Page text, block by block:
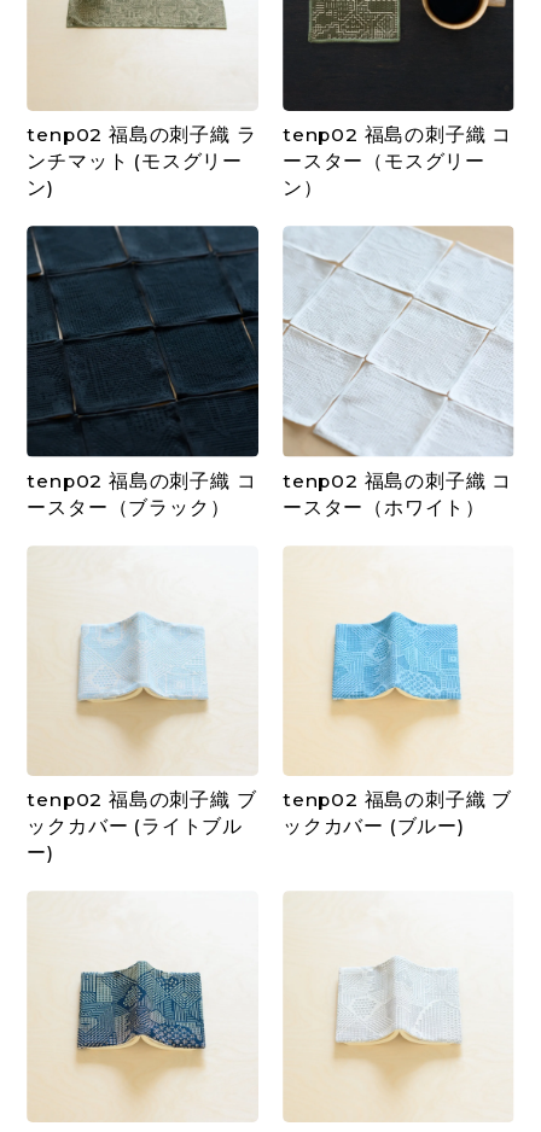
tenp02 福島の刺子織 ラ
ンチマット (モスグリー
ン)
tenp02 福島の刺子織 コ
ースター（モスグリー
ン）
tenp02 福島の刺子織 コ
ースター（ブラック）
tenp02 福島の刺子織 コ
ースター（ホワイト）
tenp02 福島の刺子織 ブ
ックカバー (ライトブル
ー)
tenp02 福島の刺子織 ブ
ックカバー (ブルー)